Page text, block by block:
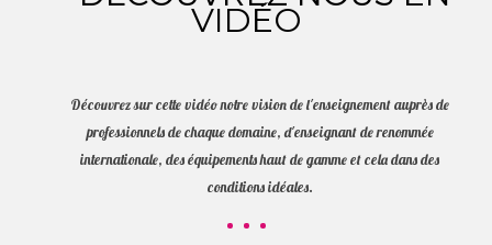
VIDÉO
Découvrez sur cette vidéo notre vision de l'enseignement auprès de
professionnels de chaque domaine, d'enseignant de renommée
internationale, des équipements haut de gamme et cela dans des
conditions idéales.